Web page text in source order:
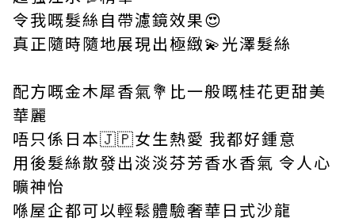
令我嘅髮絲自帶濾鏡效果😍
真正隨時隨地展現出極緻💫光澤髮絲
配方嘅金木犀香氣💐比一般嘅桂花更甜美
華麗
唔只係日本🇯🇵女生熱愛 我都好鍾意
用後髮絲散發出淡淡芬芳香水香氣 令人心
曠神怡
喺屋企都可以輕鬆體驗奢華日式沙龍